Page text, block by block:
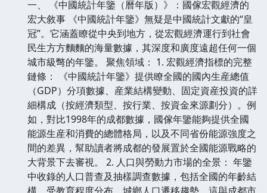
一、 《中國統計年鑒（曆年版）》：國傢宏觀經濟的
宏大敘事 《中國統計年鑒》無疑是中國統計文獻的“皇
冠”。它涵蓋瞭從中央到地方，從宏觀經濟運行到社會
民生方方麵麵的海量數據，其深度和廣度遠超任何一個
城市級彆的年鑒。 聚焦領域： 1. 宏觀經濟指標的完整
鏈條： 《中國統計年鑒》提供瞭全國的國內生産總值
（GDP）分項數據、産業結構變動、固定資産投資的詳
細構成（按經濟類型、按行業、按資金來源劃分）。例
如，對比1998年的成都數據，國傢年鑒能夠提供全國
能源生産和消費的總體格局，以及不同省份能源強度之
間的差異，幫助讀者將成都的發展置於全國能源戰略的
大背景下去審視。 2. 人口與勞動力市場的全景： 年鑒
中收錄的人口普查及抽樣調查數據，包括全國的年齡結